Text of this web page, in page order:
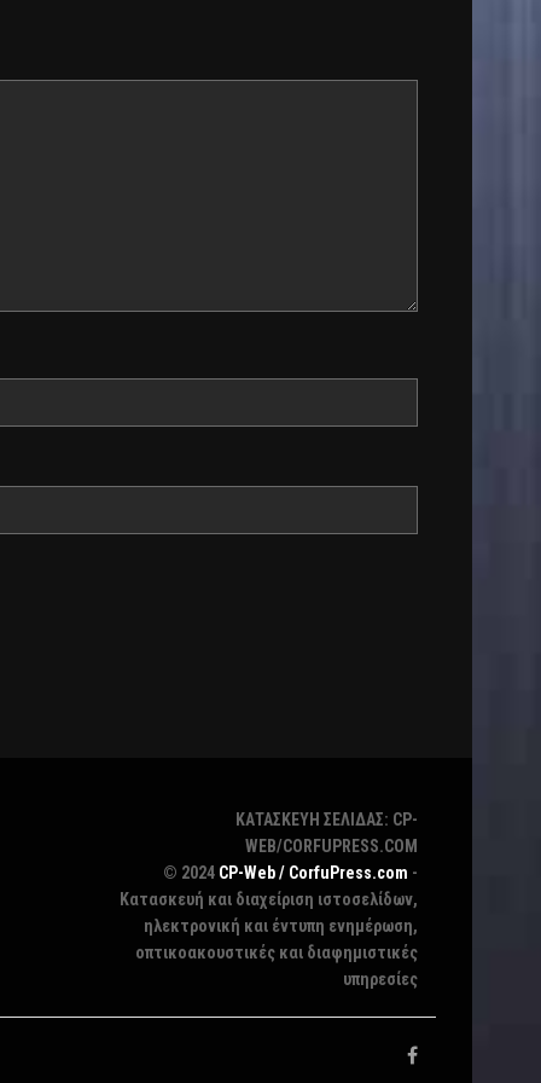
ΚΑΤΑΣΚΕΥΗ ΣΕΛΙΔΑΣ: CP-
WEB/CORFUPRESS.COM
© 2024 CP-Web / CorfuPress.com -
Κατασκευή και διαχείριση ιστοσελίδων,
ηλεκτρονική και έντυπη ενημέρωση,
οπτικοακουστικές και διαφημιστικές
υπηρεσίες